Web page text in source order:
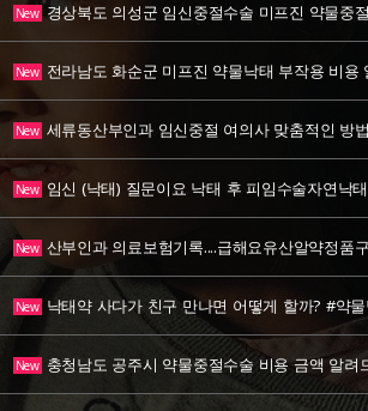
New경상북도 의성군 임신중절수술 미프진 약물중
New전라남도 화순군 미프진 약물낙태 부작용 비용
New세류동산부인과 임신중절 여의사 맞춤적인 방
New임신 (낙태) 질문이요 낙태 후 피임수술자연낙
New산부인과 의료보험기록....급해요유산알약정품
New낙태약 사다가 친구 만나면 어떻게 할까? #약
New충청남도 공주시 약물중절수술 비용 금액 알려